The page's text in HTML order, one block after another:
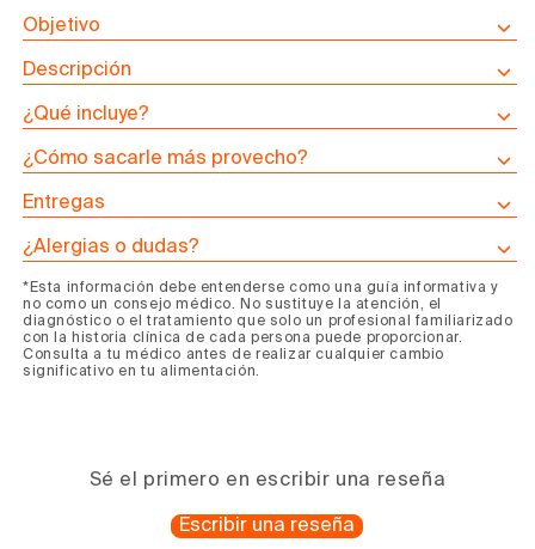
Objetivo
Descripción
¿Qué incluye?
¿Cómo sacarle más provecho?
Entregas
¿Alergias o dudas?
*Esta información debe entenderse como una guía informativa y
no como un consejo médico. No sustituye la atención, el
diagnóstico o el tratamiento que solo un profesional familiarizado
con la historia clínica de cada persona puede proporcionar.
Consulta a tu médico antes de realizar cualquier cambio
significativo en tu alimentación.
Sé el primero en escribir una reseña
Escribir una reseña